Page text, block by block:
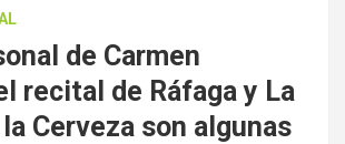
de Carmen
recital de Ráfaga y La
Cerveza son algunas